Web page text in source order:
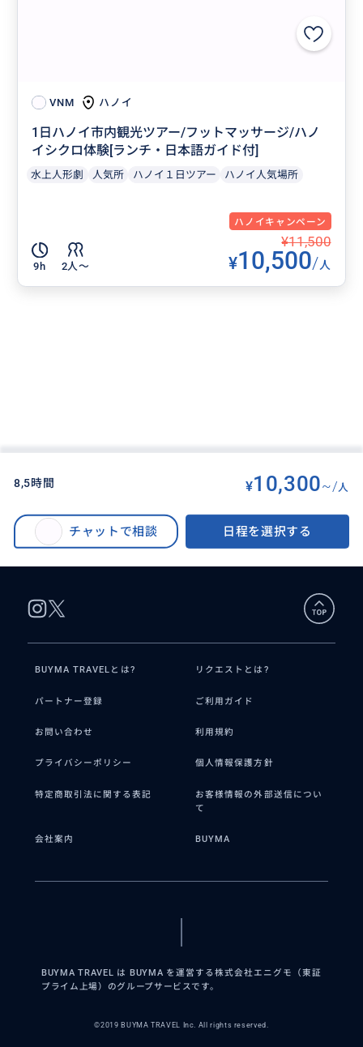
VNM ハノイ
1日ハノイ市内観光ツアー/フットマッサージ/ハノ
イシクロ体験[ランチ・日本語ガイド付]
水上人形劇 人気所 ハノイ１日ツアー ハノイ人気場所
ハノイキャンペーン
9h 2人〜
¥11,500
¥10,500/人
8,5時間 ¥10,300~/ 人
チャットで相談 日程を選択する
ハノイ1日観光 ランチベトナムの名物料理、午後トレインストリートでハノ
イ名物エッグコーヒー1杯付き＜日本語ガイド／送迎あり＞
BUYMA TRAVELとは? リクエストとは?
パートナー登録 ご利用ガイド
お問い合わせ 利用規約
プライバシーポリシー 個人情報保護方針
特定商取引法に関する表記
お客様情報の外部送信につい
て
会社案内 BUYMA
BUYMA TRAVEL は BUYMA を運営する株式会社エニグモ（東証
プライム上場）のグループサービスです。
©2019 BUYMA TRAVEL Inc. All rights reserved.